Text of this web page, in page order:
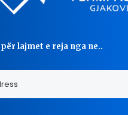
lajmet e reja nga ne..